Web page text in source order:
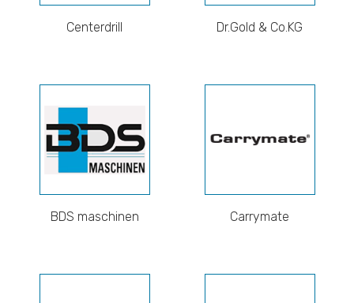
Dr.Gold & Co.KG
Centerdrill
Carrymate
BDS maschinen